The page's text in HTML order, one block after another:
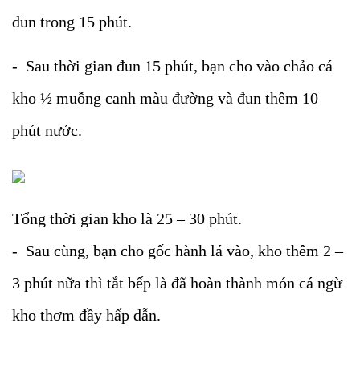
đun trong 15 phút.
- Sau thời gian đun 15 phút, bạn cho vào chảo cá
kho ½ muỗng canh màu đường và đun thêm 10
phút nước.
Tổng thời gian kho là 25 – 30 phút.
- Sau cùng, bạn cho gốc hành lá vào, kho thêm 2 –
3 phút nữa thì tắt bếp là đã hoàn thành món cá ngừ
kho thơm đầy hấp dẫn.